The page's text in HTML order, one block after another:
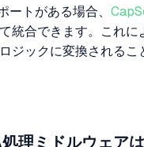
ートがある場合、
統合できます。これ
ジックに変換されるこ
理ミドルウェア